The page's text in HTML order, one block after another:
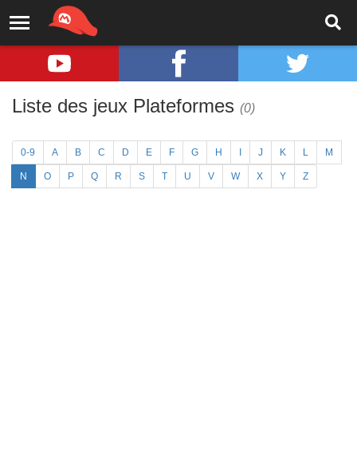
Liste des jeux Plateformes (0)
0-9 A B C D E F G H J K L M
N O P Q R S T U V W X Y Z